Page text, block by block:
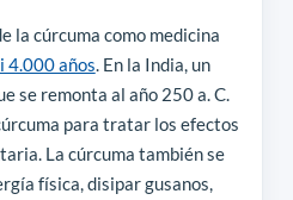
la cúrcuma como medicina
4.000 años. En la India, un
se remonta al año 250 a. C.
para tratar los efectos
La cúrcuma también se
física, disipar gusanos,